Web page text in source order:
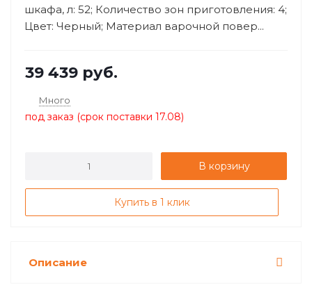
шкафа, л: 52; Количество зон приготовления: 4;
Цвет: Черный; Материал варочной повер...
39 439 руб.
Много
под заказ (срок поставки 17.08)
В корзину
Купить в 1 клик
Описание